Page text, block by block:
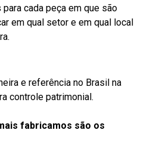
cada peça em que são
em qual setor e em qual local
e referência no Brasil na
controle patrimonial.
fabricamos são os